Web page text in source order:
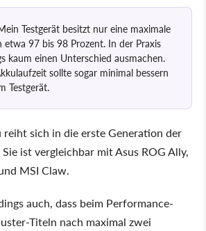
Testgerät besitzt nur eine maximale
etwa 97 bis 98 Prozent. In der Praxis
kaum einen Unterschied ausmachen.
sollte sogar minimal bessern
Testgerät.
sich in die erste Generation der
ist vergleichbar mit Asus ROG Ally,
MSI Claw.
auch, dass beim Performance-
Titeln nach maximal zwei